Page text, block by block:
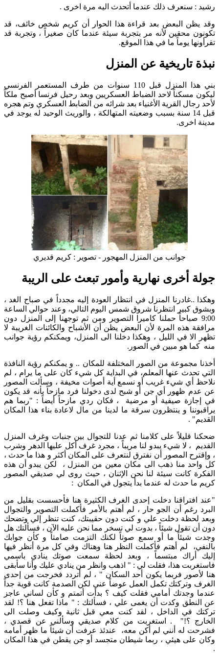
رشيد : سنعرف ذلك عندما أتحدث اليه مرة اخرى .
وقد يظن البعض بعد قراءة هذا الحوار أن كريم شخص خائف، قد
تكونون محقين لأنه مر بتجربة سيئة عندما كان صغيراً ، وتجربة قد
تقرأونها يوماً ما في هذا الموقع.
نبذة تاريخية عن المنزل
بني هذا المنزل قبل 110 سنوات من طرف المستعمر الفرنسي
ليكون مسكناً لاحد الضباط العسكريين وبعد رحيل فرنسا أصبح ملكاً
لأحد رجال القرية الأغنياء بعد شرائه من الضابط العسكري وتم هجره
قبل 14 سنة بسبب وضعيته المتهالكة ، والوريث الوحيد له يوجد في
مدينة اخرى.
جوانب من المنزل المهجور - تصوير : كريم قديري
جولة أخرى نهارية وأمور تبعث على الريبة
وهكذا ..غادرنا المنزل في انتظار العودة إليه مجدداً في صباح الغد ،
وبشوق كبير انتظرنا شروق شمس اليوم التالي، وعند حوالي الساعة
9:00 صباحاً حملنا كاميرا التصوير ومن ثم توجهنا إلى المنزل دون
مرافقة هذه المرة لأن البعض يظن أن الأشباح والكائنات الغريبة لا
تظهر الا في الليل ، وهكذا دخلنا الى المنزل، ويمكنكم رؤية جوانب
منه كما هو مبين في الصور.
أخذنا مجموعة من الصور المختلفة للمكان .. و يمكنكم رؤية النافذة
التي تحدث عنها المعلم، في البداية كل شيء كان على ما يرام ، لم
نلاحظ أي شيء غريب أو نسمع أية أصوات مخيفة ، وسألت المصور
عن عدم ظهور أي جن أو شبح لدى دخولنا فرد مازحاً بأنه قد يكون
في إجازة صيفية أو مرضية ، فكان ردي مازحاً أيضاً : "ربما هم
يراقبوننا و ينتظرون سرقة ما لدينا من مال لاعادة بناء هذا المكان
القديم" .
ضحكنا قليلاً على كلامنا ثم عدنا للتجوال بين جنبات وغرف المنزل
القديم ، لا شيء يبدو لنا مريباً ، مجرد غرف أكل عليها الدهر وشرب
، وإقترح المصور أن نفترق لنتعرف على المكان أكثر و هذا ما حدث ،
كل واحد منا ذهب الى مكان معين من المنزل ، لكن يبدو أن هذه
الفكرة كانت سيئة لنا نحن الإثنان ، حيث روى لي صديقي المصور
كريم ما حدث له عندما بدأ يتجول في المكان :
"عند افتراقنا دخلت إحدى الغرف الكثيرة هنا فأحسست بقليل من
البرد رغم أن الجو حار ، لم أهتم بالأمر فأكملت التصوير والتجوال
وبعد لحظة دخلت علي و كنت دون حقيبتك، كنت تنظر إلي وتضحك
دون أن تقول شيئاً ، بدوت لي تسخر مما نحن عليه الآن ، فسألتك هل
وجدت شيئاً ما أو سمع صوتاً لكنك التزمت صامتاً و كأن جوابك
بالنفي، لم أهتم فأكملت النظر هنا وهناك وفي كل مرة أنظر فيها
إليك أراك مبتسماً ، وبعد لحظة سمعت صوتك ينادي باسمي
فاستغربت هذا، فقلت لي : " اذهب وانظر من ينادي عليك وأنا سأبقى
هنا لأصور فربما يكون أحد السكان " ، لم أتردد فخرجت من إحدى
الغرف وتركتك تكمل العمل عوضاً عني لكن الصدمة كانت قوية جداً
عندما وجدتك أمامي فقلت كيف ؟ بدأت أتمتم و كأن لساني عاجز
عن النطق وكدت أن يغمى علي ، فسألتك : " ماذا تفعل هنا ؟! لقد
تركتك في الداخل ، لقد كنت معي قبل ثانية وكيف وصلت الى
الخارج ؟!" . استغربت من كلام صديقي وسألني عن قصدي ،
فشرحت له أنني لم أكن معه، عندئذ عرفت أن شيئاً ما ظهر أمامه
وكان على هيئي ، ربما شيطان متجسد أو جن يقطن في هذا المكان
.